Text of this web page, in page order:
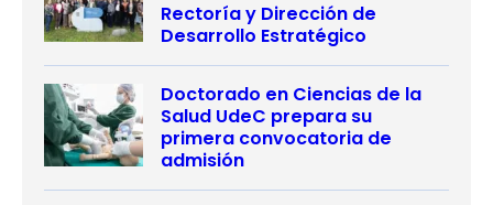
Rectoría y Dirección de
Desarrollo Estratégico
Doctorado en Ciencias de la
Salud UdeC prepara su
primera convocatoria de
admisión